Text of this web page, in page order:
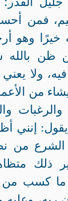
فمن
خيرًا وهو
ظن بالله
ولا
من
والرغبات
إنني
الشرع من
ذلك
ما كسب